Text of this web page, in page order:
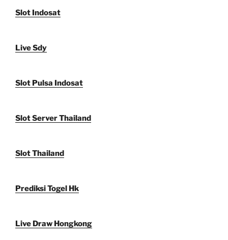
Slot Indosat
Live Sdy
Slot Pulsa Indosat
Slot Server Thailand
Slot Thailand
Prediksi Togel Hk
Live Draw Hongkong